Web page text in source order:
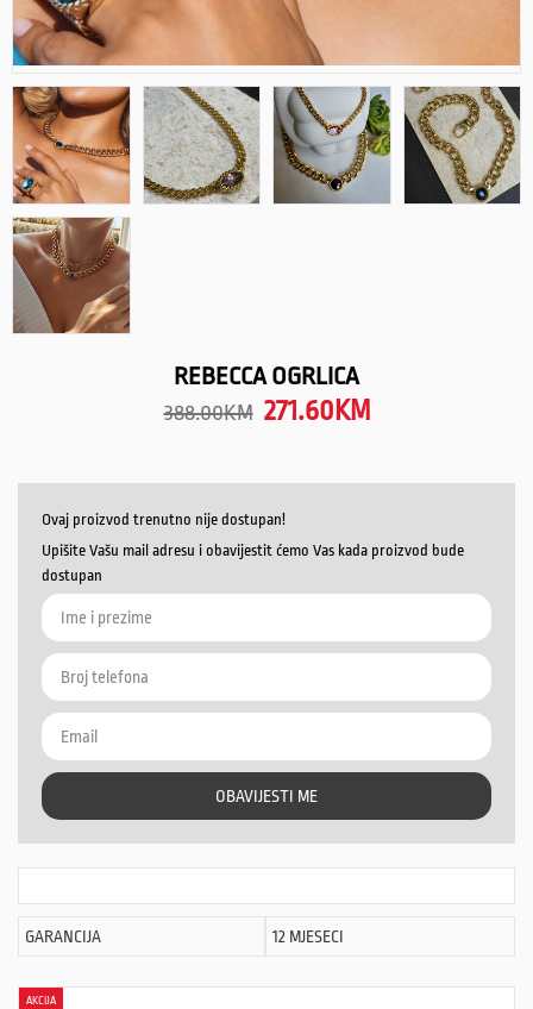
REBECCA OGRLICA
388.00KM 271.60 KM
Ovaj proizvod trenutno nije dostupan!
Upišite Vašu mail adresu i obavijestit ćemo Vas kada proizvod bude
dostupan
OBAVIJESTI ME
GARANCIJA 12 MJESECI
AKCIJA